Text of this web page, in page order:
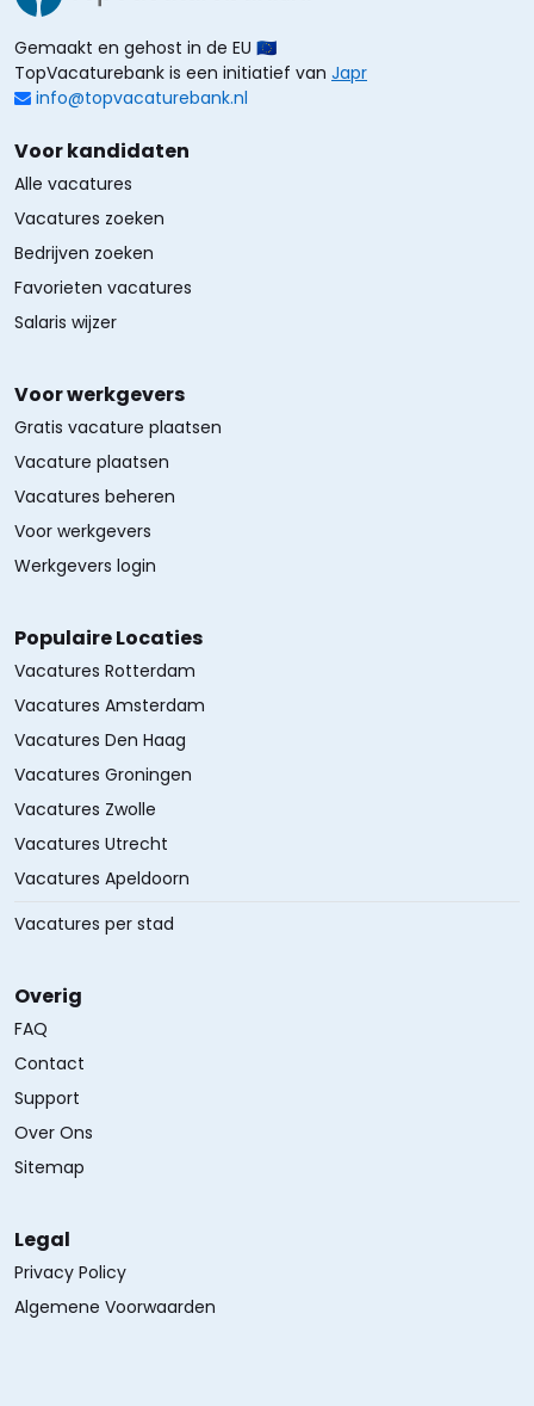
Gemaakt en gehost in de EU 🇪🇺
TopVacaturebank is een initiatief van Japr
info@topvacaturebank.nl
Voor kandidaten
Alle vacatures
Vacatures zoeken
Bedrijven zoeken
Favorieten vacatures
Salaris wijzer
Voor werkgevers
Gratis vacature plaatsen
Vacature plaatsen
Vacatures beheren
Voor werkgevers
Werkgevers login
Populaire Locaties
Vacatures Rotterdam
Vacatures Amsterdam
Vacatures Den Haag
Vacatures Groningen
Vacatures Zwolle
Vacatures Utrecht
Vacatures Apeldoorn
Vacatures per stad
Overig
FAQ
Contact
Support
Over Ons
Sitemap
Legal
Privacy Policy
Algemene Voorwaarden